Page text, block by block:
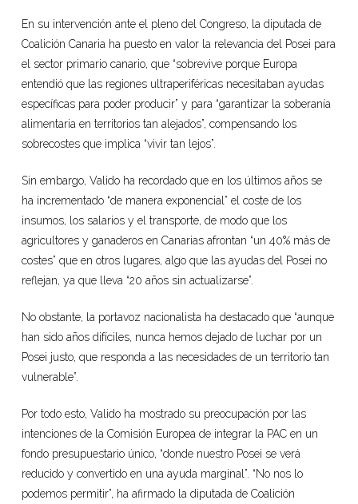
En su intervención ante el pleno del Congreso, la diputada de
Coalición Canaria ha puesto en valor la relevancia del Posei para
el sector primario canario, que “sobrevive porque Europa
entendió que las regiones ultraperiféricas necesitaban ayudas
específicas para poder producir” y para “garantizar la soberanía
alimentaria en territorios tan alejados”, compensando los
sobrecostes que implica “vivir tan lejos”.
Sin embargo, Valido ha recordado que en los últimos años se
ha incrementado “de manera exponencial” el coste de los
insumos, los salarios y el transporte, de modo que los
agricultores y ganaderos en Canarias afrontan “un 40% más de
costes” que en otros lugares, algo que las ayudas del Posei no
reflejan, ya que lleva “20 años sin actualizarse”.
No obstante, la portavoz nacionalista ha destacado que “aunque
han sido años difíciles, nunca hemos dejado de luchar por un
Posei justo, que responda a las necesidades de un territorio tan
vulnerable”.
Por todo esto, Valido ha mostrado su preocupación por las
intenciones de la Comisión Europea de integrar la PAC en un
fondo presupuestario único, “donde nuestro Posei se verá
reducido y convertido en una ayuda marginal”. “No nos lo
podemos permitir”, ha afirmado la diputada de Coalición